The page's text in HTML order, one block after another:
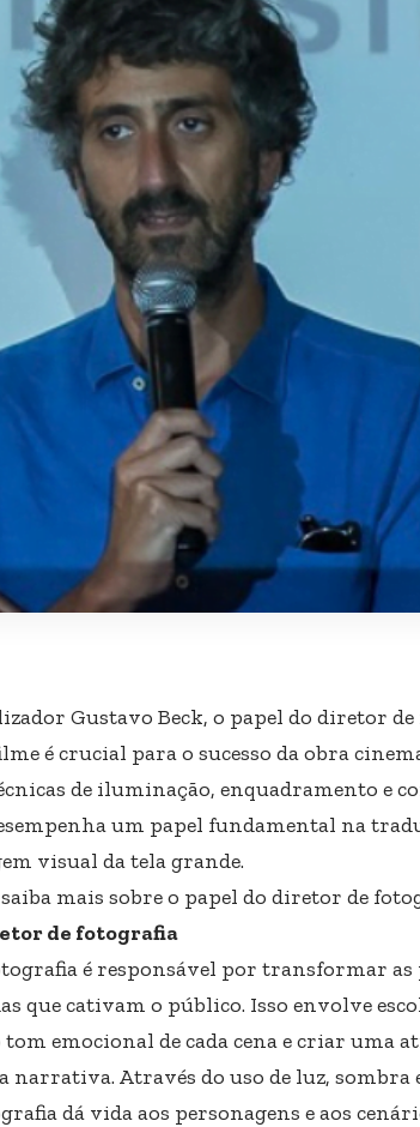
Gustavo Beck, o papel do diretor
é crucial para o sucesso da obra
de iluminação, enquadramento e
um papel fundamental na
visual da tela grande.
mais sobre o papel do diretor de
de fotografia
é responsável por transformar
que cativam o público. Isso envolve
emocional de cada cena e criar uma
narrativa. Através do uso de luz, sombra
dá vida aos personagens e aos